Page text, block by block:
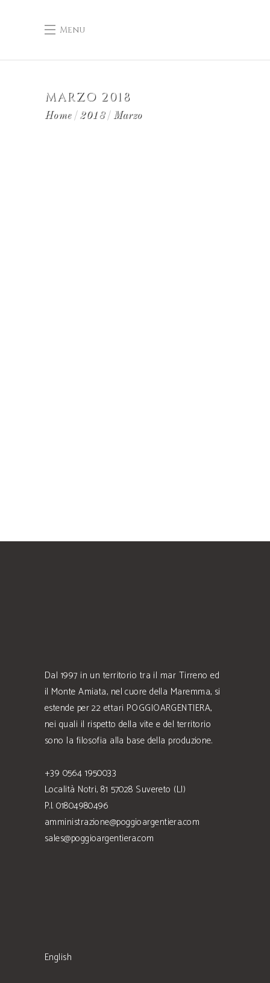
Menu
MARZO 2018
Home 2018 Marzo
Dal 1997 in un territorio tra il mar Tirreno ed
il Monte Amiata, nel cuore della Maremma, si
estende per 22 ettari POGGIOARGENTIERA,
nei quali il rispetto della vite e del territorio
sono la filosofia alla base della produzione.
+39 0564 1950033
Località Notri, 81 57028 Suvereto (LI)
P.I. 01804980496
amministrazione@poggioargentiera.com
sales@poggioargentiera.com
English